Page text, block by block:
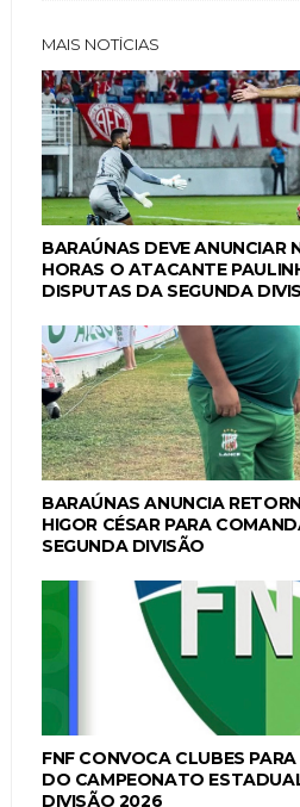
MAIS NOTÍCIAS
BARAÚNAS DEVE ANUNCIAR
HORAS O ATACANTE
DISPUTAS DA SEGUNDA
BARAÚNAS ANUNCIA
HIGOR CÉSAR PARA
SEGUNDA DIVISÃO
FNF CONVOCA CLUBES
DO CAMPEONATO
DIVISÃO 2026